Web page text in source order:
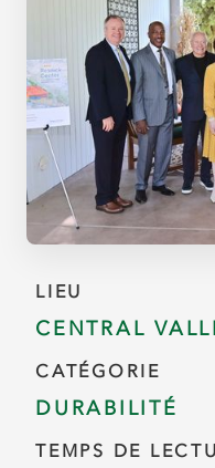
LIEU
CENTRAL
CATÉGORIE
DURABILITÉ
TEMPS DE